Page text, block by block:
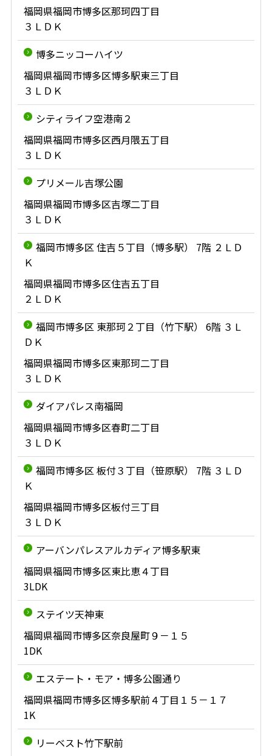
福岡県福岡市博多区那珂四丁目
３ＬＤＫ
博多ニッコーハイツ
福岡県福岡市博多区博多駅東三丁目
３ＬＤＫ
シティライフ空港南２
福岡県福岡市博多区西月隈五丁目
３ＬＤＫ
プリメール吉塚公園
福岡県福岡市博多区吉塚二丁目
３ＬＤＫ
福岡市博多区 住吉５丁目（博多駅） 7階 ２ＬＤ
Ｋ
福岡県福岡市博多区住吉五丁目
２ＬＤＫ
福岡市博多区 東那珂２丁目（竹下駅） 6階 ３Ｌ
ＤＫ
福岡県福岡市博多区東那珂二丁目
３ＬＤＫ
ダイアパレス南福岡
福岡県福岡市博多区春町二丁目
３ＬＤＫ
福岡市博多区 板付３丁目（笹原駅） 7階 ３ＬＤ
Ｋ
福岡県福岡市博多区板付三丁目
３ＬＤＫ
アーバンパレスアルカディア博多駅東
福岡県福岡市博多区東比恵４丁目
3LDK
ステイツ天神東
福岡県福岡市博多区奈良屋町９－１５
1DK
エステート・モア・博多公園通り
福岡県福岡市博多区博多駅前４丁目１５－１７
1K
リーベスト竹下駅前